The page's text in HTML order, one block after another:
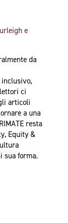
e
da
ci
articoli
a una
resta
Equity &
sua forma.